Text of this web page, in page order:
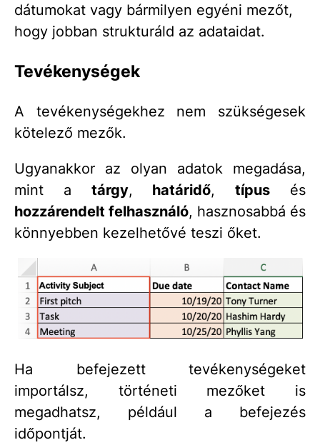
dátumokat vagy bármilyen egyéni mezőt,
hogy jobban strukturáld az adataidat.
Tevékenységek
A tevékenységekhez nem szükségesek
kötelező mezők.
Ugyanakkor az olyan adatok megadása,
mint a tárgy, határidő,típus és
hozzárendelt felhasználó, hasznosabbá és
könnyebben kezelhetővé teszi őket.
Ha befejezett tevékenységeket
importálsz, történeti mezőket is
megadhatsz, például a befejezés
időpontját.